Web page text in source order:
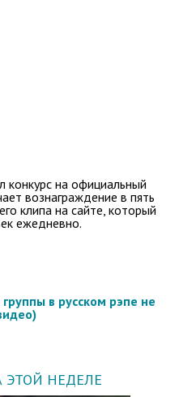
конкурс на официальный
вознаграждение в пять
клипа на сайте, который
ежедневно.
в русском рэпе не
НЕДЕЛЕ